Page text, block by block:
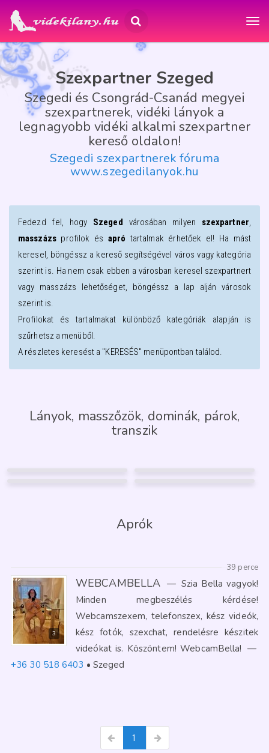
Szexpartner Szeged
Szegedi és Csongrád-Csanád megyei
szexpartnerek, vidéki lányok a
legnagyobb vidéki alkalmi szexpartner
kereső oldalon!
Szegedi szexpartnerek fóruma
www.szegedilanyok.hu
Fedezd fel, hogy Szeged városában milyen szexpartner,
masszázsprofilok és apró tartalmak érhetőek el! Ha mást
keresel, böngéssz a kereső segítségével város vagy kategória
szerint is. Ha nem csak ebben a városban keresel szexpartnert
vagy masszázs lehetőséget, böngéssz a lap alján városok
szerint is.
Profilokat és tartalmakat különböző kategóriák alapján is
szűrhetsz a menüből.
A részletes keresést a "KERESÉS" menüpontban találod.
Lányok, masszőzök, dominák, párok,
transzik
Aprók
39 perce
3
WEBCAMBELLA — Szia Bella vagyok!
Minden megbeszélés kérdése!
Webcamszexem, telefonszex, kész videók,
kész fotók, szexchat, rendelésre készitek
videókat is. Köszöntem! WebcamBella! —
+36 30 518 6403
Szeged
1